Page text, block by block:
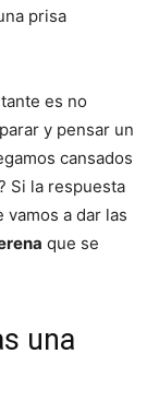
prisa
es no
y pensar un
cansados
Si la respuesta
a dar las
que se
una